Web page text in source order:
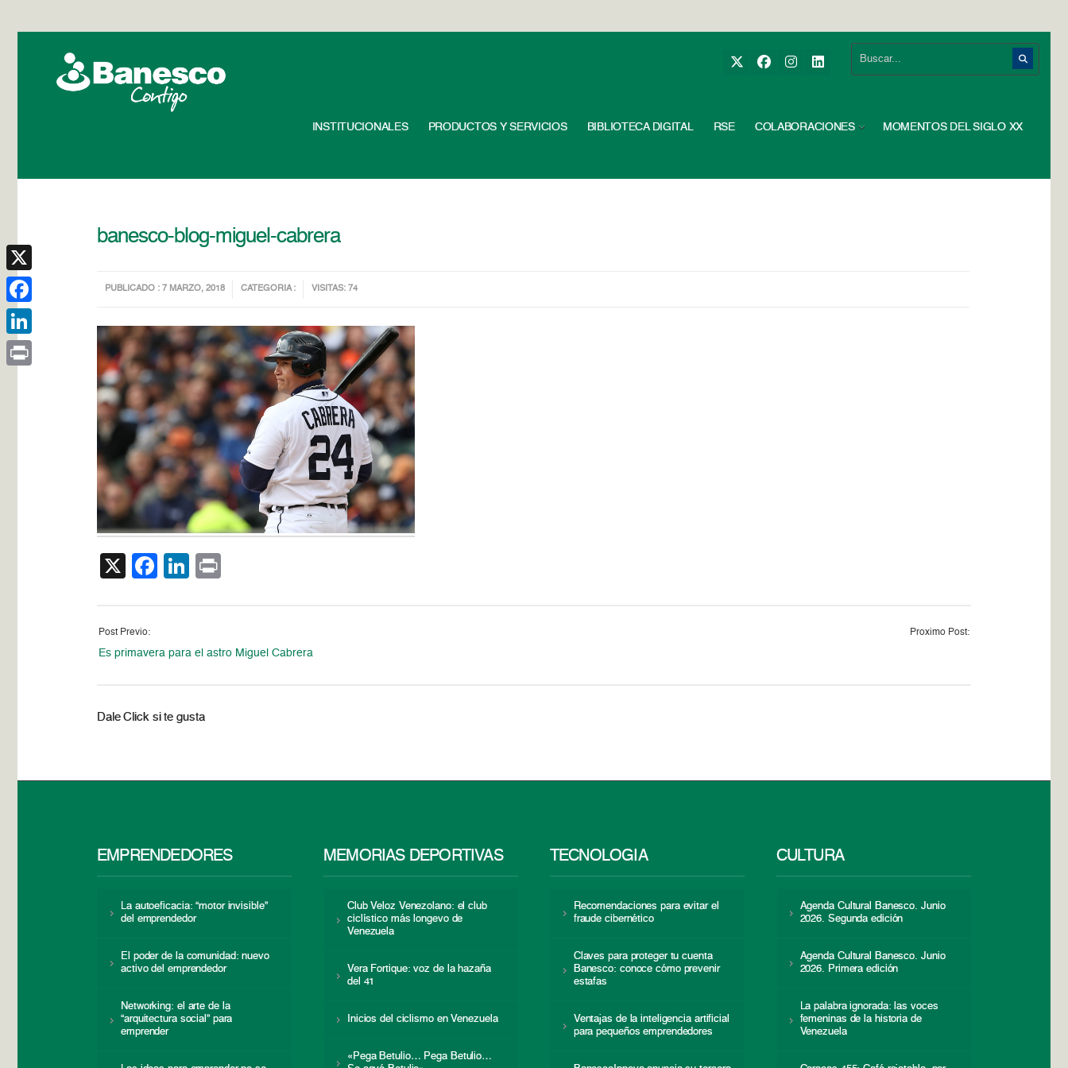
INSTITUCIONALES PRODUCTOS Y SERVICIOS BIBLIOTECA DIGITAL RSE COLABORACIONES MOMENTOS DEL SIGLO XX
banesco-blog-miguel-cabrera
PUBLICADO : 7 MARZO, 2018 CATEGORIA : VISITAS: 74
X Facebook
LinkedIn
Post Previo:
Es primavera para el astro Miguel Cabrera
Proximo Post:
Dale Click si te gusta
EMPRENDEDORES
La autoeficacia: “motor invisible”
del emprendedor
El poder de la comunidad: nuevo
activo del emprendedor
Networking: el arte de la
“arquitectura social” para
emprender
MEMORIAS DEPORTIVAS
Club Veloz Venezolano: el club
ciclístico más longevo de
Venezuela
Vera Fortique: voz de la hazaña
del 41
Inicios del ciclismo en Venezuela
«Pega Betulio… Pega Betulio…
TECNOLOGÍA
Recomendaciones para evitar el
fraude cibernético
Claves para proteger tu cuenta
Banesco: conoce cómo prevenir
estafas
Ventajas de la inteligencia artificial
para pequeños emprendedores
CULTURA
Agenda Cultural Banesco. Junio
2026. Segunda edición
Agenda Cultural Banesco. Junio
2026. Primera edición
La palabra ignorada: las voces
femeninas de la historia de
Venezuela
X
Facebook
LinkedIn